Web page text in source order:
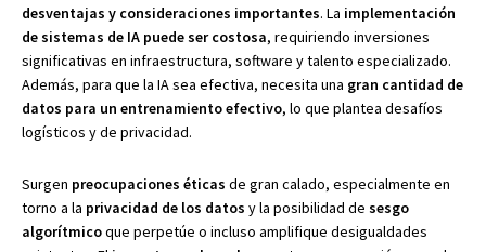
desventajas y consideraciones importantes. La implementación
de sistemas de IA puede ser costosa, requiriendo inversiones
significativas en infraestructura, software y talento especializado.
Además, para que la IA sea efectiva, necesita una gran cantidad de
datos para un entrenamiento efectivo, lo que plantea desafíos
logísticos y de privacidad.
Surgen preocupaciones éticas de gran calado, especialmente en
torno a la privacidad de los datos y la posibilidad de sesgo
algorítmicoque perpetúe o incluso amplifique desigualdades